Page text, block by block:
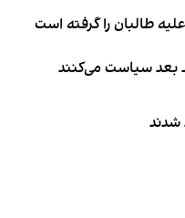
طالبان را گرفته است
بعد سیاست می‌کنند
شدند